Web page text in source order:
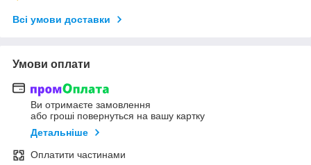
Всі умови доставки
Умови оплати
Ви отримаєте замовлення
або гроші повернуться на вашу картку
Детальніше
Оплатити частинами